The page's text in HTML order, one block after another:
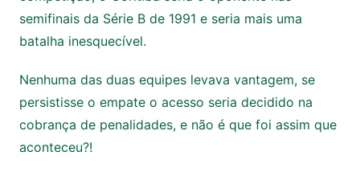
semifinais da Série B de 1991 e seria mais uma
batalha inesquecível.
Nenhuma das duas equipes levava vantagem, se
persistisse o empate o acesso seria decidido na
cobrança de penalidades, e não é que foi assim que
aconteceu?!